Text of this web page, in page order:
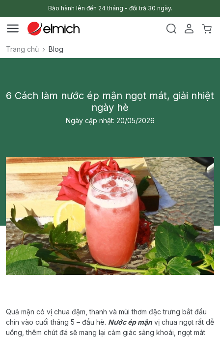
Bảo hành lên đến 24 tháng - đổi trả 30 ngày.
Trang chủ Blog
6 Cách làm nước ép mận ngọt mát, giải nhiệt
ngày hè
Ngày cập nhật: 20/05/2026
Quả mận có vị chua đậm, thanh và mùi thơm đặc trưng bắt đầu
chín vào cuối tháng 5 – đầu hè. Nước ép mậnvị chua ngọt rất dễ
uống, thêm chút đá sẽ mang lại cảm giác sảng khoái, ngọt mát